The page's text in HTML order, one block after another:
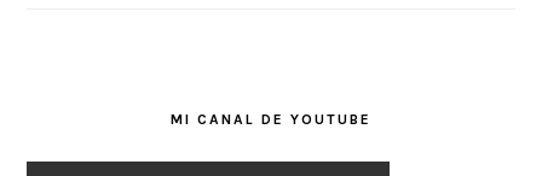
MI CANAL DE YOUTUBE